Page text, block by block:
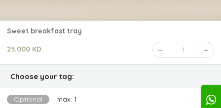
Sweet breakfast tray
25.000 KD 1
Choose your tag:
Optional max: 1